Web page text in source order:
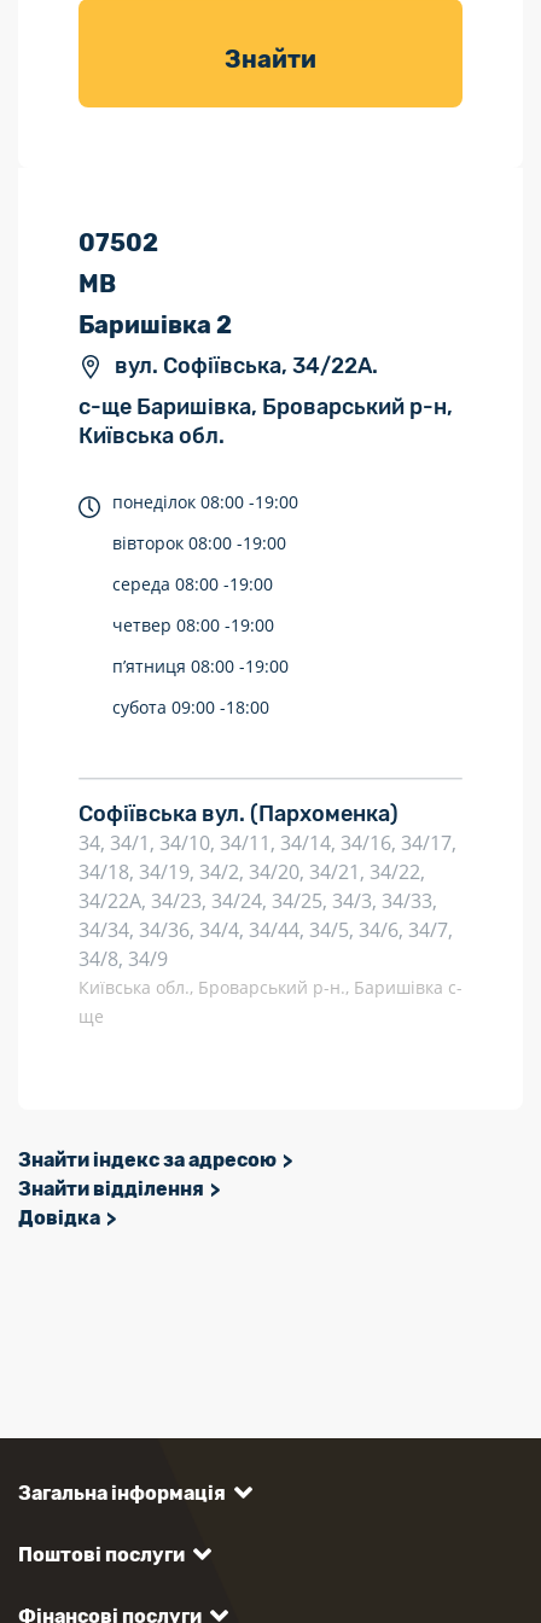
товарів для
Знайти
07502
МВ
Баришівка 2
вул. Софіївська, 34/22А.
с-ще Баришівка, Броварський р-н,
Київська обл.
понеділок 08:00 -19:00
вівторок 08:00 -19:00
середа 08:00 -19:00
четвер 08:00 -19:00
п’ятниця 08:00 -19:00
субота 09:00 -18:00
Софіївська вул. (Пархоменка)
34, 34/1, 34/10, 34/11, 34/14, 34/16, 34/17,
34/18, 34/19, 34/2, 34/20, 34/21, 34/22,
34/22А, 34/23, 34/24, 34/25, 34/3, 34/33,
34/34, 34/36, 34/4, 34/44, 34/5, 34/6, 34/7,
34/8, 34/9
Київська обл., Броварський р-н., Баришівка с-
ще
Знайти індекс за адресою
Знайти відділення
Довідка
Загальна інформація
Поштові послуги
Фінансові послуги